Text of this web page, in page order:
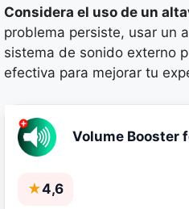
Considera el uso de un
problema persiste, usar un
sistema de sonido externo
efectiva para mejorar tu
Volume Booster
★4,6